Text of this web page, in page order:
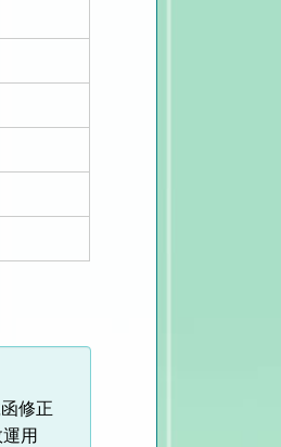
修正
用